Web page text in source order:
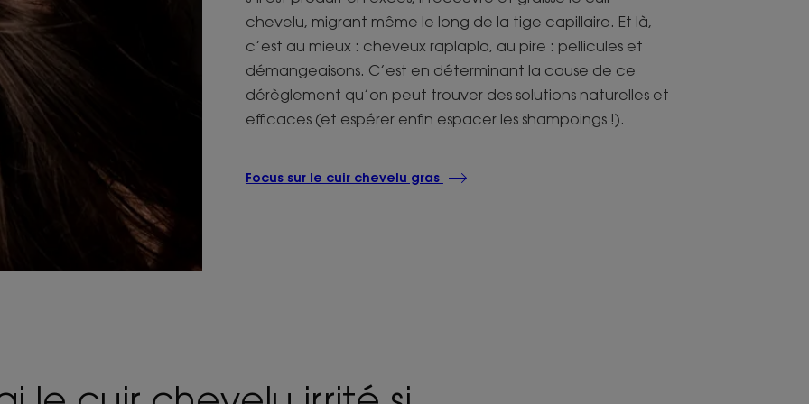
chevelu, migrant même le long de la tige capillaire. Et là,
c’est au mieux : cheveux raplapla, au pire : pellicules et
démangeaisons. C’est en déterminant la cause de ce
dérèglement qu’on peut trouver des solutions naturelles et
efficaces (et espérer enfin espacer les shampoings !).
Focus sur le cuir chevelu gras